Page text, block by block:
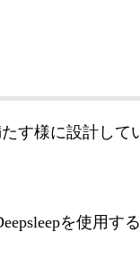
す様に設計して
を使用す